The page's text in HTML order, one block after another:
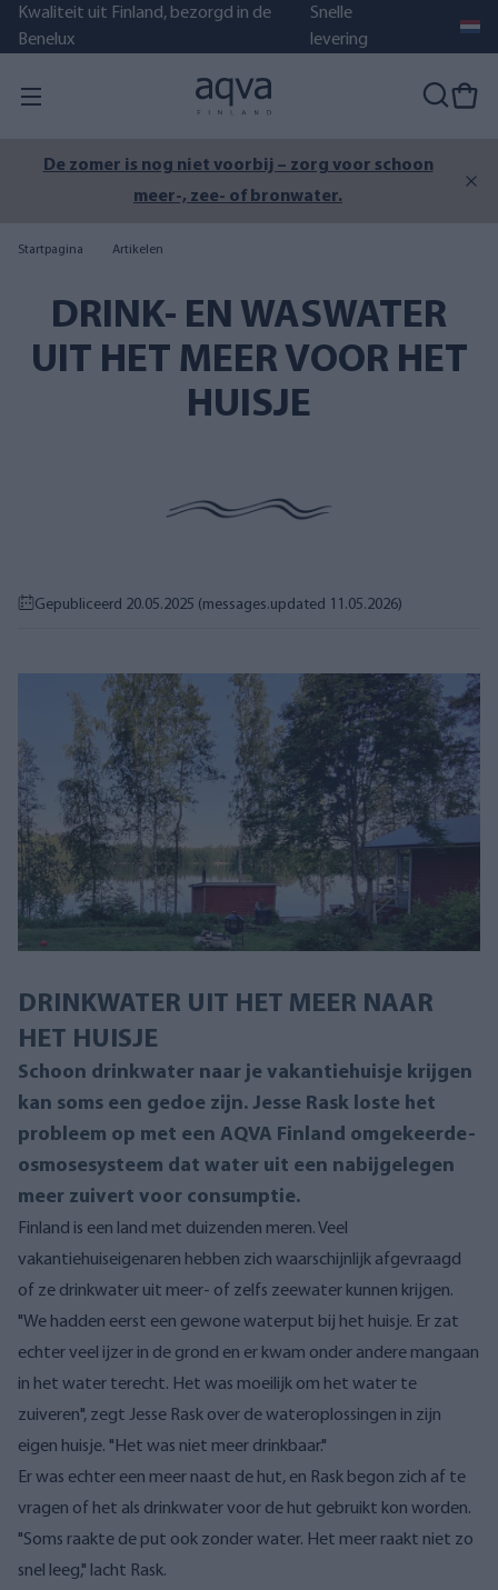
Kwaliteit uit Finland, bezorgd in de
Benelux
Snelle
levering
AQVA BOTTLE waterfles met filter is weer op
voorraad!
Startpagina Artikelen
DRINK- EN WASWATER
UIT HET MEER VOOR HET
HUISJE
Gepubliceerd 20.05.2025 (messages.updated 11.05.2026)
DRINKWATER UIT HET MEER NAAR
HET HUISJE
Schoon drinkwater naar je vakantiehuisje krijgen
kan soms een gedoe zijn. Jesse Rask loste het
probleem op met een AQVA Finland omgekeerde-
osmosesysteem dat water uit een nabijgelegen
meer zuivert voor consumptie.
Finland is een land met duizenden meren. Veel
vakantiehuiseigenaren hebben zich waarschijnlijk afgevraagd
of ze drinkwater uit meer- of zelfs zeewater kunnen krijgen.
"We hadden eerst een gewone waterput bij het huisje. Er zat
echter veel ijzer in de grond en er kwam onder andere mangaan
in het water terecht. Het was moeilijk om het water te
zuiveren", zegt Jesse Rask over de wateroplossingen in zijn
eigen huisje. "Het was niet meer drinkbaar."
Er was echter een meer naast de hut, en Rask begon zich af te
vragen of het als drinkwater voor de hut gebruikt kon worden.
"Soms raakte de put ook zonder water. Het meer raakt niet zo
snel leeg," lacht Rask.